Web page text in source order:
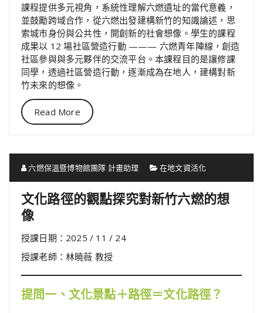
課程提供多元視角，系統性理解六燃遺址的當代意義，
並鼓勵跨域合作，從六燃出發建構新竹的知識論述，思
索城市身份與公共性，開創新的社會想像。學生的課程
成果以 12 場社區營造行動 ——— 六燃青年陣線，創造
社區參與與多元夥伴的交流平台。本課程目的是讓修課
同學，透過社區營造行動，逐漸成為在地人，建構對新
竹未來的想像。
Read More
六燃保溫暨博物館團隊 計畫助理 在地文資活化
文化路徑的觀點探究對新竹六燃的想
像
授課日期：2025 / 11 / 24
授課老師：林曉薇 教授
提問一、文化景點＋路徑＝文化路徑？